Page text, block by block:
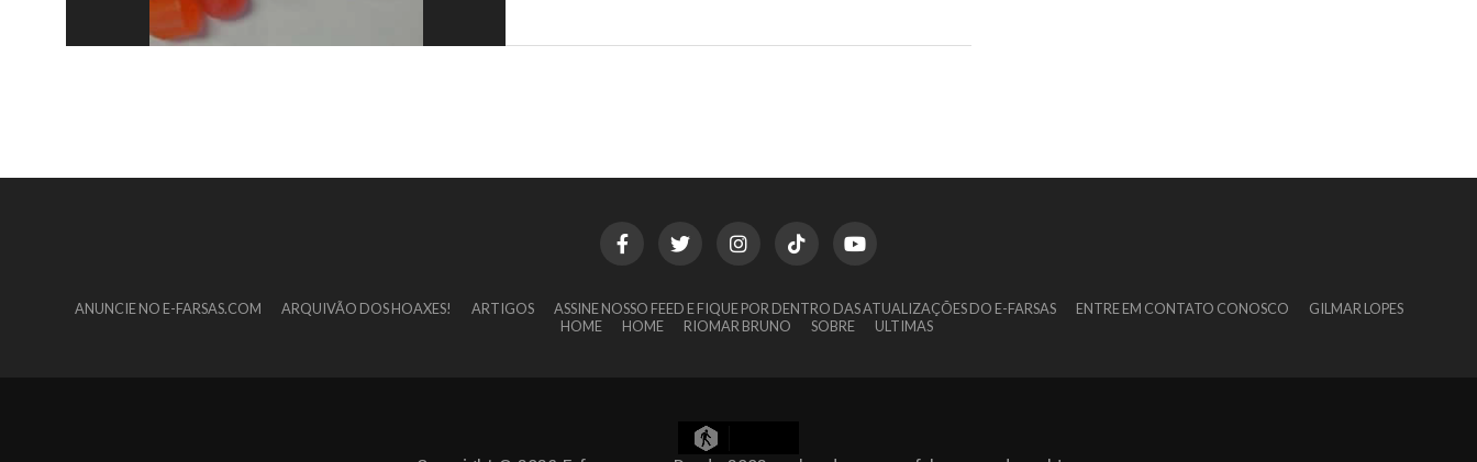
ANUNCIE NO E-FARSAS.COM ARQUIVÃO DOS HOAXES! ARTIGOS ASSINE NOSSO FEED E FIQUE POR DENTRO DAS ATUALIZAÇÕES DO E-FARSAS ENTRE EM CONTATO CONOSCO
GILMAR LOPES
HOME
HOME RIOMAR BRUNO SOBRE ULTIMAS